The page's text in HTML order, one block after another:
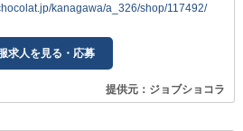
kanagawa/a_326/shop/117492/
求人を見る・応募
提供元：ジョブショコラ